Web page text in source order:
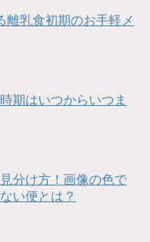
離乳食初期のお手軽メ
期はいつからいつま
分け方！画像の色で
い便とは？